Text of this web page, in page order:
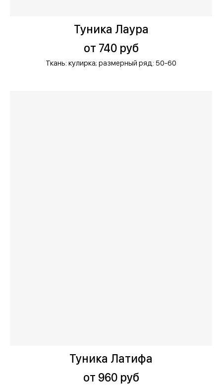
Туника Лаура
от 740 руб
Ткань: кулирка; размерный ряд: 50-60
Туника Латифа
от 960 руб